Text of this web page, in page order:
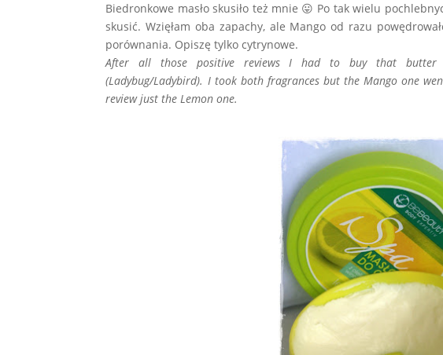
Biedronkowe masło skusiło też mnie 😛 Po tak wielu
skusić. Wzięłam oba zapachy, ale Mango od razu
porównania. Opiszę tylko cytrynowe.
After all those positive reviews I had to buy that butter
(Ladybug/Ladybird). I took both fragrances but the Mango one
review just the Lemon one.